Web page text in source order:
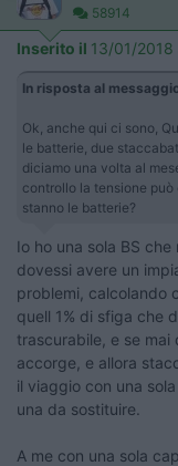
58914
Inserito il 13/01/2018
In risposta al
Ok, anche qui ci sono,
le batterie, due
diciamo una volta al
controllo la tensione
stanno le batterie?
Io ho una sola BS
dovessi avere un
problemi, calcolando
quell 1% di sfiga che
trascurabile, e se mai
accorge, e allora
il viaggio con una
una da sostituire.
A me con una sola